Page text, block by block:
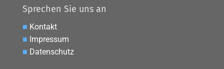
Sprechen Sie uns an
■ Kontakt
■ Impressum
■ Datenschutz